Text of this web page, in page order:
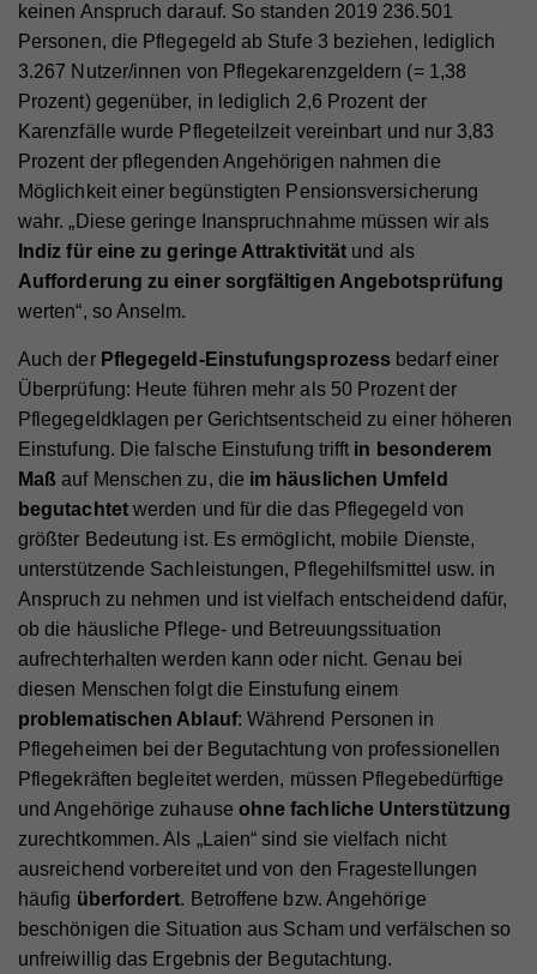
keinen Anspruch darauf. So standen 2019 236.501
Personen, die Pflegegeld ab Stufe 3 beziehen, lediglich
3.267 Nutzer/innen von Pflegekarenzgeldern (= 1,38
Prozent) gegenüber, in lediglich 2,6 Prozent der
Karenzfälle wurde Pflegeteilzeit vereinbart und nur 3,83
Prozent der pflegenden Angehörigen nahmen die
Möglichkeit einer begünstigten Pensionsversicherung
wahr. „Diese geringe Inanspruchnahme müssen wir als
Indiz für eine zu geringe Attraktivität und als
Aufforderung zu einer sorgfältigen Angebotsprüfung
werten“, so Anselm.
Auch der Pflegegeld-Einstufungsprozess bedarf einer
Überprüfung: Heute führen mehr als 50 Prozent der
Pflegegeldklagen per Gerichtsentscheid zu einer höheren
Einstufung. Die falsche Einstufung trifft in besonderem
Maß auf Menschen zu, die im häuslichen Umfeld
begutachtetwerden und für die das Pflegegeld von
größter Bedeutung ist. Es ermöglicht, mobile Dienste,
unterstützende Sachleistungen, Pflegehilfsmittel usw. in
Anspruch zu nehmen und ist vielfach entscheidend dafür,
ob die häusliche Pflege- und Betreuungssituation
aufrechterhalten werden kann oder nicht. Genau bei
diesen Menschen folgt die Einstufung einem
problematischen Ablauf: Während Personen in
Pflegeheimen bei der Begutachtung von professionellen
Pflegekräften begleitet werden, müssen Pflegebedürftige
und Angehörige zuhause ohne fachliche Unterstützung
zurechtkommen. Als „Laien“ sind sie vielfach nicht
ausreichend vorbereitet und von den Fragestellungen
häufig überfordert. Betroffene bzw. Angehörige
beschönigen die Situation aus Scham und verfälschen so
unfreiwillig das Ergebnis der Begutachtung.
Name PHPSESSID
Anbieter Hilfswerk
Zweck
Eindeutige ID, die die Sitzung des Benutzers
identifiziert.
Name fe_typo_user
Anbieter Hilfswerk
Laufzeit Session
Zweck
Eindeutige ID, die die Sitzung des Benutzers
identifiziert.
access
Anbieter Hilfswerk
Zweck
Speichert die Farbkontrasteinstellung der
Barrierefreileiste.
Webseite angezeigt werden können.
Name YSC
Laufzeit Session
Zweck
Registriert eine eindeutige ID, um Statistiken der
Videos von YouTube, die der Benutzer gesehen hat,
zu behalten.
GPS
Anbieter YouTube
Zweck
Registriert eine eindeutige ID auf mobilen Geräten,
um Tracking basierend auf dem geografischen
GPS-Standort zu ermöglichen.
Anbieter YouTube
Zweck
Versucht, die Benutzerbandbreite auf Seiten mit
integrierten YouTube-Videos zu schätzen.
Name vuid
Anbieter Vimeo
Cookie-Informationen anzeigen
Marketing
Diese Cookies werden zum Nachverfolgen von
Suchmustern und Aktivität verwendet. Wir
verwenden diese Informationen, um Ihnen
relevante/personalisierte Marketinginhalte zeigen zu
können. Mit dieser Art Cookies sammeln wir
möglicherweise persönliche, identifizierbare
Informationen und verwenden diese für gezielte
Werbung und/oder teilen sie zu diesem Zweck mit
Dritten. Alle anhand dieser Cookies nachverfolgten
und aufgezeichneten Aktivitäten können an Dritte
verkauft werden.
Anbieter Facebook
Laufzeit
Zweck
Wird von Facebook genutzt, um eine Reihe von
Werbeprodukten anzuzeigen, zum Beispiel
Echtzeitgebote dritter Werbetreibender.
Name
Anbieter Facebook
Zweck
Beinhaltet eine eindeutige Browser und Benutzer
ID, die für gezielte Werbung verwendet werden.
Cookie-Informationen anzeigen
Statistik
Statistik-Cookies helfen uns zu verstehen, wie Sie
mit unserer Webseite interagieren, indem
Informationen anonym gesammelt und gemeldet
werden. Die gesammelten Informationen helfen uns,
unser Webseitenangebot laufend zu verbessern.
Name
Anbieter Google Analytics
Zweck
Registriert eine eindeutige ID, die verwendet wird,
um statistische Daten dazu, wie der Besucher die
Cookie-Informationen anzeigen
Externe Inhalte
Mit dieser Einstellung werden externe Inhalte auf
unserer Webseite zugelassen, die von Drittanbietern
stammen (z.B. Inlineframes). Dabei werden
technische Daten (z.B. IP-Adresse) automatisch an
die jeweiligen Drittanbieter übermittelt, damit deren
Einbindungen auf unserer Webseite angezeigt